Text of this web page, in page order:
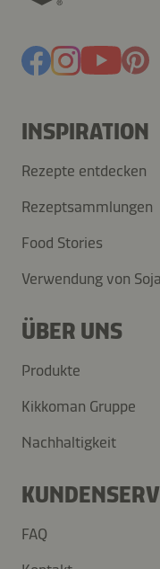
INSPIRATION
Rezepte entdecken
Rezeptsammlungen
Food Stories
Verwendung von
ÜBER UNS
Produkte
Kikkoman Gruppe
Nachhaltigkeit
FAQ